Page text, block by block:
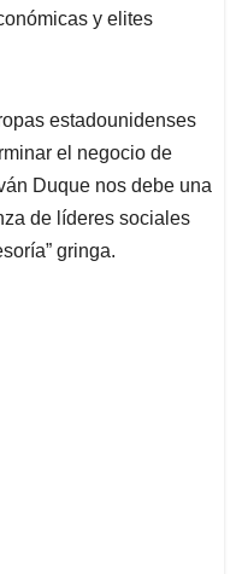
y elites
estadounidenses
el negocio de
Duque nos debe una
de líderes sociales
gringa.